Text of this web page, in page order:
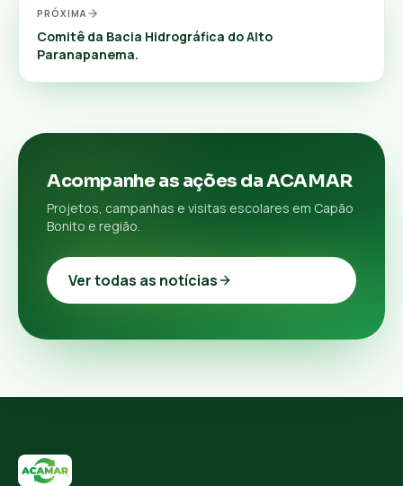
PRÓXIMA
Comitê da Bacia Hidrográfica do Alto
Paranapanema.
Acompanhe as ações da ACAMAR
Projetos, campanhas e visitas escolares em Capão
Bonito e região.
Ver todas as notícias